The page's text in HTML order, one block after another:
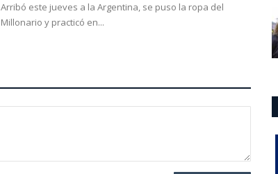
Arribó este jueves a la Argentina, se puso la ropa del
Millonario y practicó en...